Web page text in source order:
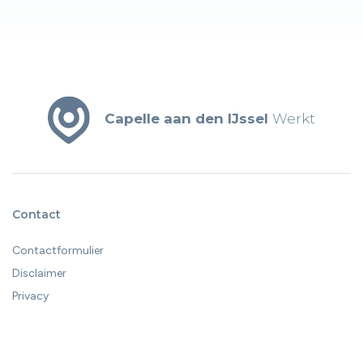
Capelle aan den IJssel Werkt
Contact
Contactformulier
Disclaimer
Privacy